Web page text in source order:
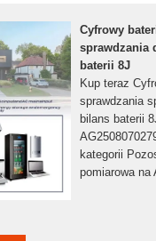
Cyfrowy
sprawdzania
baterii 8J
Kup teraz
sprawdzania
bilans baterii
kategorii
pomiarowa na